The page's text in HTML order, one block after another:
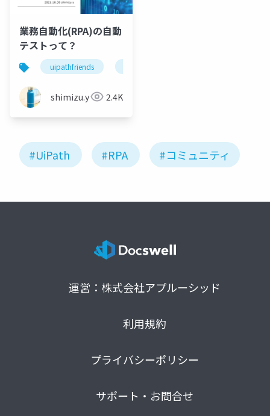
業務自動化(RPA)の自動
テストって？
uipathfriends
shimizu.y 2.4K
#UiPath #RPA #コミュニティ
運営：株式会社アプルーシッド
利用規約
プライバシーポリシー
サポート・お問合せ